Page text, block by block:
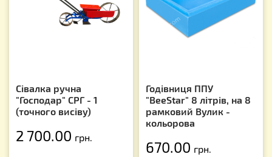
Сівалка ручна
"Господар" СРГ - 1
(точного висіву)
2 700.00 грн.
Годівниця ППУ
"BeeStar" 8 літрів, на 8
рамковий Вулик -
кольорова
670.00 грн.